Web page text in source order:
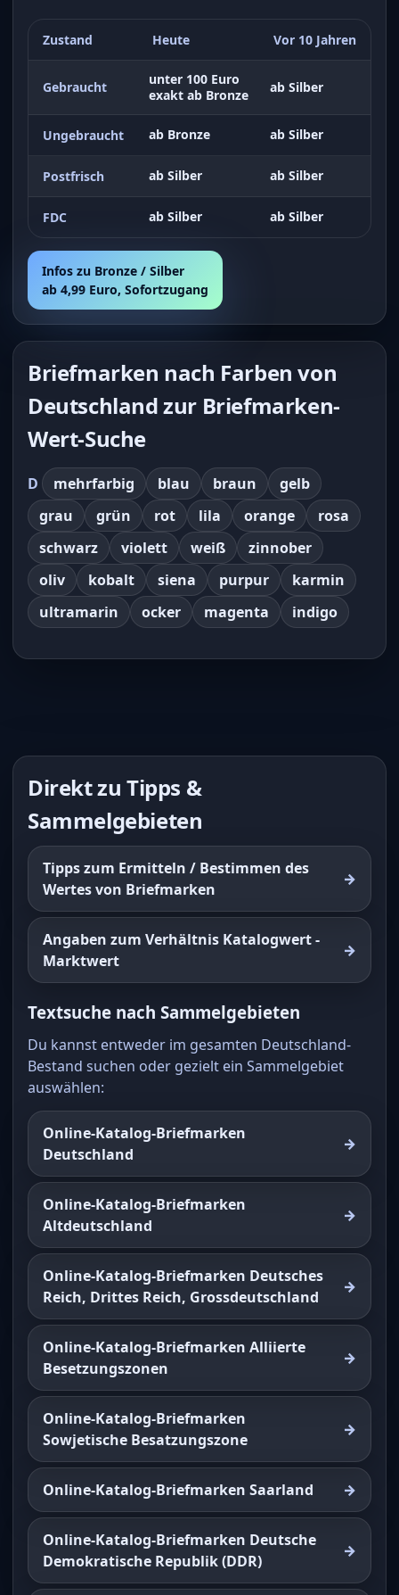
Zustand Heute Vor 10 Jahren
Gebraucht
unter 100 Euro
exakt ab Bronze
ab Silber
Ungebraucht ab Bronze ab Silber
Postfrisch ab Silber ab Silber
FDC ab Silber ab Silber
Infos zu Bronze / Silber
ab 4,99 Euro, Sofortzugang
Briefmarken nach Farben von
Deutschland zur Briefmarken-
Wert-Suche
D mehrfarbig blau braun
gelb
grau
grün rot lila orange
rosa
schwarz
violett weiß
zinnober
oliv
kobalt siena purpur
karmin
ultramarin
ocker magenta indigo
Direkt zu Tipps &
Sammelgebieten
Tipps zum Ermitteln / Bestimmen des
Wertes von Briefmarken
Angaben zum Verhältnis Katalogwert -
Marktwert
Textsuche nach Sammelgebieten
Du kannst entweder im gesamten Deutschland-
Bestand suchen oder gezielt ein Sammelgebiet
auswählen:
Online-Katalog-Briefmarken
Deutschland
Online-Katalog-Briefmarken
Altdeutschland
Online-Katalog-Briefmarken Deutsches
Reich, Drittes Reich, Grossdeutschland
Online-Katalog-Briefmarken Alliierte
Besetzungszonen
Online-Katalog-Briefmarken
Sowjetische Besatzungszone
Online-Katalog-Briefmarken Saarland
Online-Katalog-Briefmarken Deutsche
Demokratische Republik (DDR)